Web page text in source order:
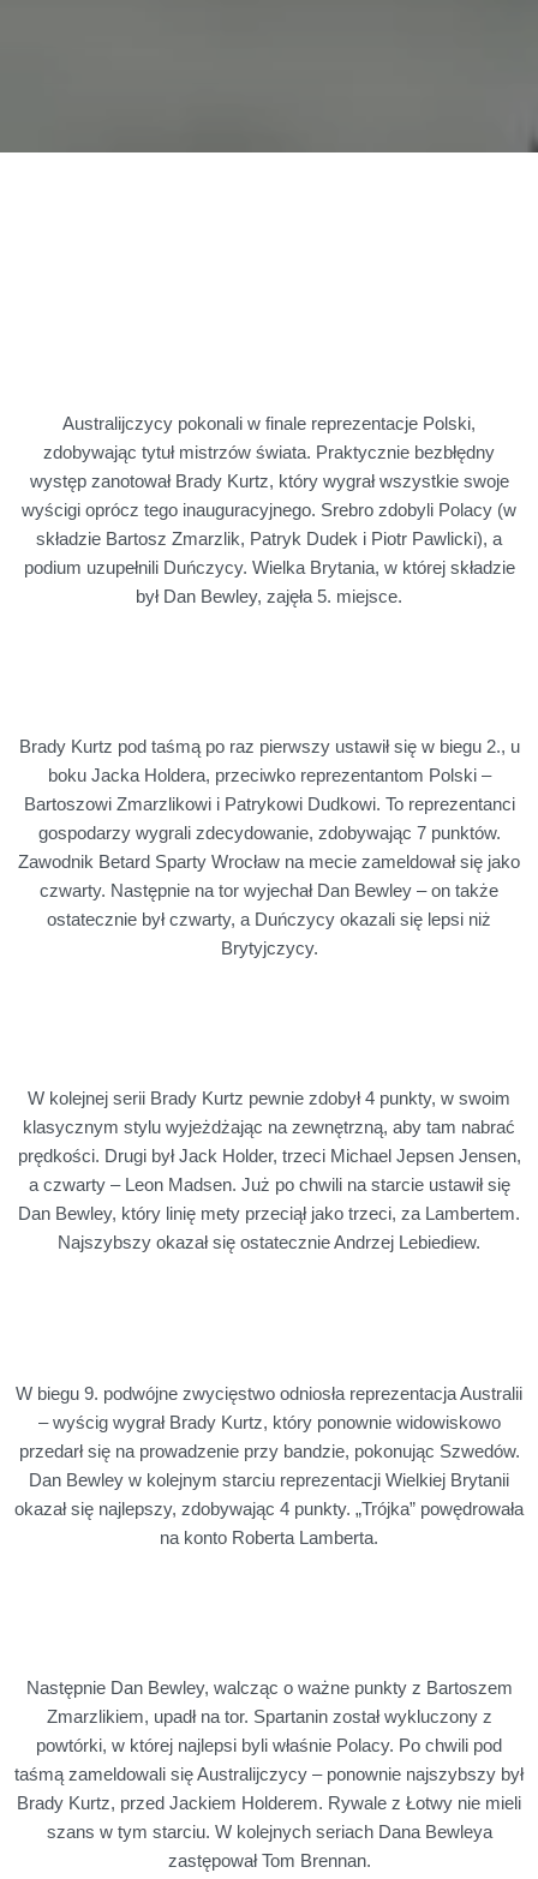
Australijczycy pokonali w finale reprezentacje Polski,
zdobywając tytuł mistrzów świata. Praktycznie bezbłędny
występ zanotował Brady Kurtz, który wygrał wszystkie swoje
wyścigi oprócz tego inauguracyjnego. Srebro zdobyli Polacy (w
składzie Bartosz Zmarzlik, Patryk Dudek i Piotr Pawlicki), a
podium uzupełnili Duńczycy. Wielka Brytania, w której składzie
był Dan Bewley, zajęła 5. miejsce.
Brady Kurtz pod taśmą po raz pierwszy ustawił się w biegu 2., u
boku Jacka Holdera, przeciwko reprezentantom Polski –
Bartoszowi Zmarzlikowi i Patrykowi Dudkowi. To reprezentanci
gospodarzy wygrali zdecydowanie, zdobywając 7 punktów.
Zawodnik Betard Sparty Wrocław na mecie zameldował się jako
czwarty. Następnie na tor wyjechał Dan Bewley – on także
ostatecznie był czwarty, a Duńczycy okazali się lepsi niż
Brytyjczycy.
W kolejnej serii Brady Kurtz pewnie zdobył 4 punkty, w swoim
klasycznym stylu wyjeżdżając na zewnętrzną, aby tam nabrać
prędkości. Drugi był Jack Holder, trzeci Michael Jepsen Jensen,
a czwarty – Leon Madsen. Już po chwili na starcie ustawił się
Dan Bewley, który linię mety przeciął jako trzeci, za Lambertem.
Najszybszy okazał się ostatecznie Andrzej Lebiediew.
W biegu 9. podwójne zwycięstwo odniosła reprezentacja Australii
– wyścig wygrał Brady Kurtz, który ponownie widowiskowo
przedarł się na prowadzenie przy bandzie, pokonując Szwedów.
Dan Bewley w kolejnym starciu reprezentacji Wielkiej Brytanii
okazał się najlepszy, zdobywając 4 punkty. „Trójka” powędrowała
na konto Roberta Lamberta.
Następnie Dan Bewley, walcząc o ważne punkty z Bartoszem
Zmarzlikiem, upadł na tor. Spartanin został wykluczony z
powtórki, w której najlepsi byli właśnie Polacy. Po chwili pod
taśmą zameldowali się Australijczycy – ponownie najszybszy był
Brady Kurtz, przed Jackiem Holderem. Rywale z Łotwy nie mieli
szans w tym starciu. W kolejnych seriach Dana Bewleya
zastępował Tom Brennan.